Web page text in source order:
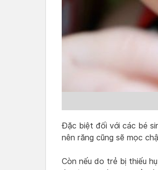
Đặc biệt đối với các bé
nên răng cũng sẽ mọc
Còn nếu do trẻ bị thiếu